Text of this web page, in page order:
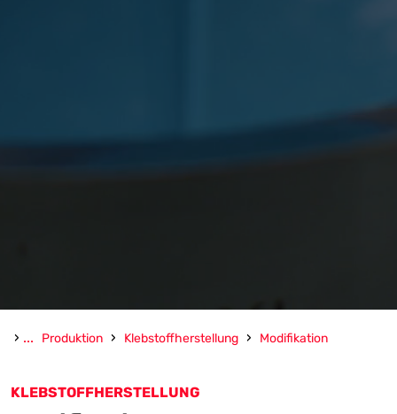
› ... Produktion › Klebstoffherstellung › Modifikation
KLEBSTOFFHERSTELLUNG